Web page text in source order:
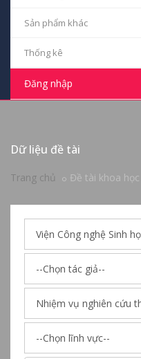
Sản phẩm khác
Thống kê
Đăng nhập
Dữ liệu đề tài
Trang chủ Đề tài khoa học